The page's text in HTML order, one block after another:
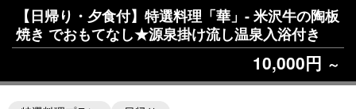
【日帰り・夕食付】特選料理「華」- 米沢牛の陶板
焼き でおもてなし★源泉掛け流し温泉入浴付き
10,000円 ～